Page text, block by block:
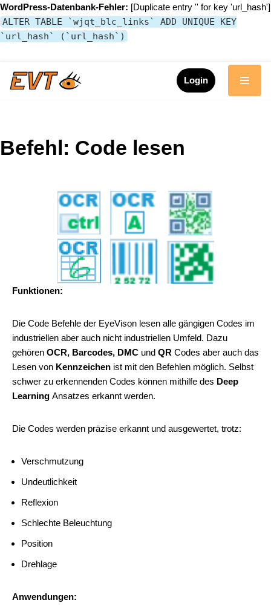
WordPress-Datenbank-Fehler: [Duplicate entry '' for key 'url_hash']
ALTER TABLE `wjqt_blc_links` ADD UNIQUE KEY
`url_hash` (`url_hash`)
Login
Befehl: Code lesen
Funktionen:
Die Code Befehle der EyeVison lesen alle gängigen Codes im
industriellen aber auch nicht industriellen Umfeld. Dazu
gehören OCR, Barcodes, DMC und QR Codes aber auch das
Lesen von Kennzeichen ist mit den Befehlen möglich. Selbst
schwer zu erkennenden Codes können mithilfe des Deep
Learning Ansatzes erkannt werden.
Die Codes werden präzise erkannt und ausgewertet, trotz:
Verschmutzung
Undeutlichkeit
Reflexion
Schlechte Beleuchtung
Position
Drehlage
Anwendungen: